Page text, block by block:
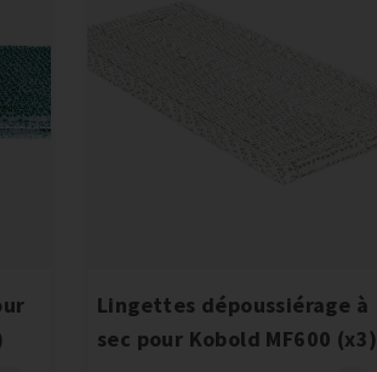
Lingettes dépoussiérage à
sec pour Kobold MF600 (x3)